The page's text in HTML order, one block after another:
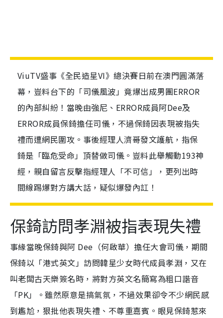
ViuTV盛事《全民造星VI》總決賽日前在澳門圓滿落
幕，豈料台下的「司儀風波」竟爆出成男團ERROR
的內部糾紛！當晚由強尼、ERROR成員阿Dee及
ERROR成員保錡擔任司儀，不過保錡因表現被指失
禮而遭網民圍攻。事後經理人濟哥發文護航，指保
錡是「臨危受命」頂替做司儀。豈料此舉觸動193神
經，親自留言反擊指經理人「不可信」，更列出時
間線踢爆對方講大話，疑似爆發內訌！
保錡訪問孝淵被指表現失禮
事緣當晚保錡與阿 Dee（何啟華）擔任大會司儀，期間
保錡以「港式英文」訪問韓星少女時代成員孝淵，又在
叫老闆古天樂簽名時，將對方英文名簡寫為粗口諧音
「PK」。雖然原意是搞氣氛，不過效果卻令不少網民感
到尷尬，狠批他表現失禮、不尊重嘉賓。眼見保錡惹來